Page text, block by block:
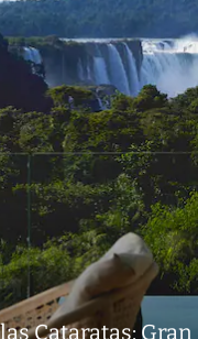
Cataratas: Gran